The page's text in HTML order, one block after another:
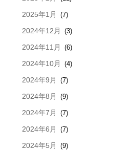
2025年1月 (7)
2024年12月 (3)
2024年11月 (6)
2024年10月 (4)
2024年9月 (7)
2024年8月 (9)
2024年7月 (7)
2024年6月 (7)
2024年5月 (9)